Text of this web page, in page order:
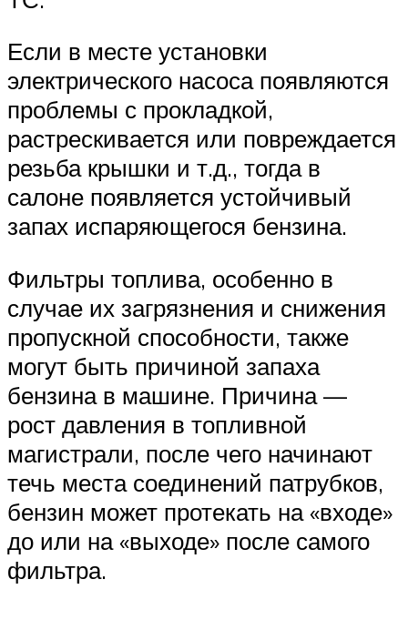
Если в месте установки
электрического насоса появляются
проблемы с прокладкой,
растрескивается или повреждается
резьба крышки и т.д., тогда в
салоне появляется устойчивый
запах испаряющегося бензина.
Фильтры топлива, особенно в
случае их загрязнения и снижения
пропускной способности, также
могут быть причиной запаха
бензина в машине. Причина —
рост давления в топливной
магистрали, после чего начинают
течь места соединений патрубков,
бензин может протекать на «входе»
до или на «выходе» после самого
фильтра.